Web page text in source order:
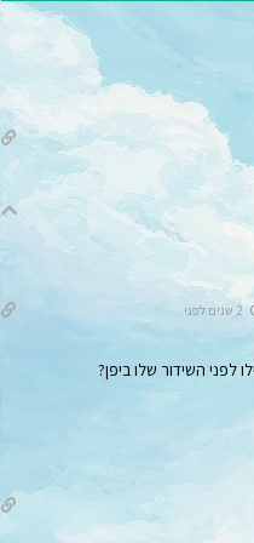
2 שנים לפני
השידור שלו ביפן?